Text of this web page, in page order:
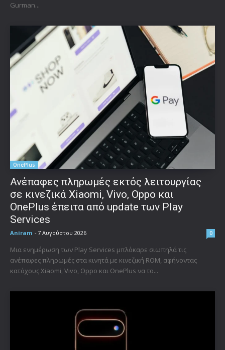
Gurman...
OnePlus
Ανέπαφες πληρωμές εκτός λειτουργίας
σε κινεζικά Xiaomi, Vivo, Oppo και
OnePlus έπειτα από update των Play
Services
Aniram - 7 Αυγούστου 2026 0
Μια ενημέρωση των Play Services μπλόκαρε σιωπηλά τις
ανέπαφες πληρωμές στα κινητά με κινεζική ROM, αφήνοντας
κατόχους Xiaomi, Vivo, Oppo και OnePlus να το...